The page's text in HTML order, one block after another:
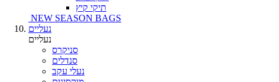
תיקי קיץ
NEW SEASON BAGS
נעליים
נעליים
סניקרס
סנדלים
נעלי עקב